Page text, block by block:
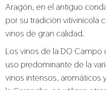
Aragón, en el antiguo
por su tradición vitivinícola
vinos de gran calidad.
Los vinos de la DO
uso predominante de la
vinos intensos, aromáticos